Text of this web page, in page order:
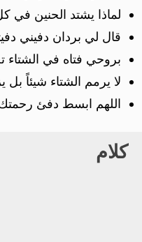
لماذا يشتد الحنين في
قال لي بردان دفيني
بروحي فتاه في
لا يرمم الشتاء شيئاً بل
اللهم ابسط دفئ
كلام